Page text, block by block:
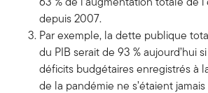
depuis 2007.
Par exemple, la dette publique
du PIB serait de 93 % aujourd’hui
déficits budgétaires enregistrés à
de la pandémie ne s’étaient